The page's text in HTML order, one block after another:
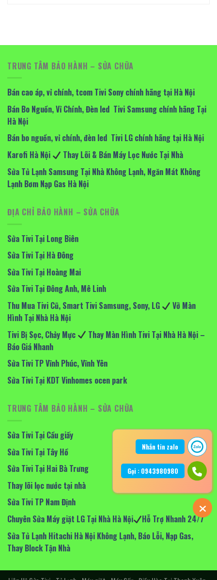
TRUNG TÂM BẢO HÀNH – SỬA CHỮA
Bán cao áp, vỉ chính, tcom Tivi Sony chính hãng tại Hà Nội
Bán Bo Nguồn, Vỉ Chính, Đèn led Tivi Samsung chính hãng Tại
Hà Nội
Bán bo nguồn, vỉ chính, đèn led Tivi LG chính hãng tại Hà Nội
Karofi Hà Nội
Thay Lõi & Bán Máy Lọc Nước Tại Nhà
Sửa Tủ Lạnh Samsung Tại Nhà Không Lạnh, Ngăn Mát Không
Lạnh Bơm Nạp Gas Hà Nội
ĐỊA CHỈ BẢO HÀNH – SỬA CHỮA
Sửa Tivi Tại Long Biên
Sửa Tivi Tại Hà Đông
Sửa Tivi Tại Hoàng Mai
Sửa Tivi Tại Đông Anh, Mê Linh
Thu Mua Tivi Cũ, Smart Tivi Samsung, Sony, LG
Vỡ Màn
Hình Tại Nhà Hà Nội
Tivi Bị Sọc, Chảy Mực
Thay Màn Hình Tivi Tại Nhà Hà Nội –
Báo Giá Nhanh
Sửa Tivi TP Vĩnh Phúc, Vĩnh Yên
Sửa Tivi Tại KDT Vinhomes ocen park
TRUNG TÂM BẢO HÀNH – SỬA CHỮA
Sửa Tivi Tại Cầu giấy
Sửa Tivi Tại Tây Hồ
Sửa Tivi Tại Hai Bà Trưng
Thay lõi lọc nước tại nhà
Sửa Tivi TP Nam Định
Chuyên Sửa Máy giặt LG Tại Nhà Hà Nội
Hỗ Trợ Nhanh 24/7
Sửa Tủ Lạnh Hitachi Hà Nội Không Lạnh, Báo Lỗi, Nạp Gas,
Thay Block Tận Nhà
Nhắn tin zalo
Gọi : 0943980980